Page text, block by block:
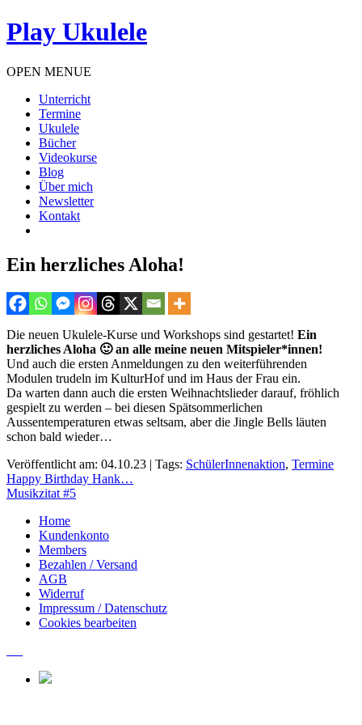
Play Ukulele
OPEN MENUE
Unterricht
Termine
Ukulele
Bücher
Videokurse
Blog
Über mich
Newsletter
Kontakt
Ein herzliches Aloha!
Die neuen Ukulele-Kurse und Workshops sind gestartet! Ein
herzliches Aloha 🙂 an alle meine neuen Mitspieler*innen!
Und auch die ersten Anmeldungen zu den weiterführenden
Modulen trudeln im KulturHof und im Haus der Frau ein.
Da warten dann auch die ersten Weihnachtslieder darauf, fröhlich
gespielt zu werden – bei diesen Spätsommerlichen
Aussentemperaturen etwas seltsam, aber die Jingle Bells läuten
schon bald wieder…
Veröffentlicht am: 04.10.23 | Tags: SchülerInnenaktion, Termine
Beitragsnavigation
Happy Birthday Hank…
Musikzitat #5
Home
Kundenkonto
Members
Bezahlen / Versand
AGB
Widerruf
Impressum / Datenschutz
Cookies bearbeiten